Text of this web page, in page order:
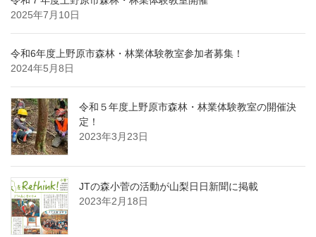
2025年7月10日
令和6年度上野原市森林・林業体験教室参加者募集！
2024年5月8日
令和５年度上野原市森林・林業体験教室の開催決
定！
2023年3月23日
JTの森小菅の活動が山梨日日新聞に掲載
2023年2月18日